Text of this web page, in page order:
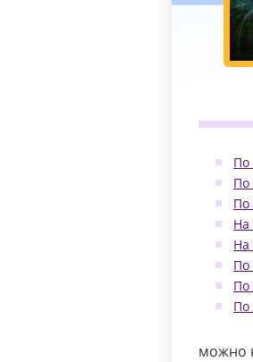
По
По
По
На
На
По
По
По
можно